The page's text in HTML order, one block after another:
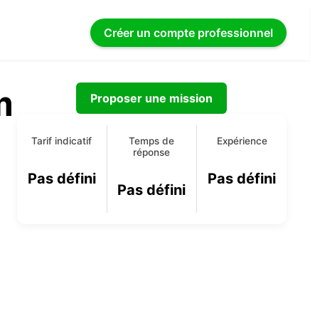
Créer un compte professionnel
Proposer une mission
Tarif indicatif
Pas défini
Temps de
réponse
Pas défini
Expérience
Pas défini